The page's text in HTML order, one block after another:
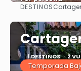
DESTINOS
1 DESTINOS 2
Temporada